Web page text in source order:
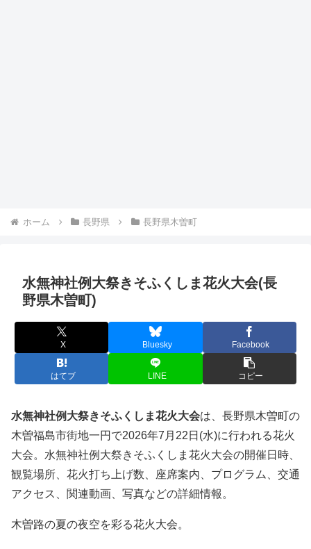
ホーム 長野県 長野県木曽町
水無神社例大祭きそふくしま花火大会(長
野県木曽町)
X Bluesky Facebook
はてブ LINE コピー
水無神社例大祭きそふくしま花火大会は、長野県木曽町の
木曽福島市街地一円で2026年7月22日(水)に行われる花火
大会。水無神社例大祭きそふくしま花火大会の開催日時、
観覧場所、花火打ち上げ数、座席案内、プログラム、交通
アクセス、関連動画、写真などの詳細情報。
木曽路の夏の夜空を彩る花火大会。